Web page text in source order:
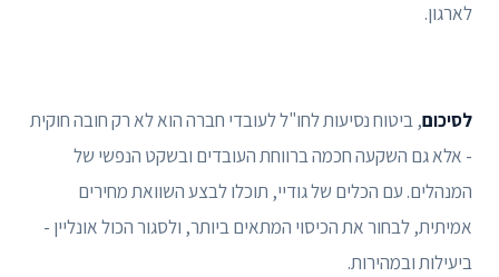
לארגון.
לסיכום, ביטוח נסיעות לחו"ל לעובדי חברה הוא לא רק חובה חוקית
- אלא גם השקעה חכמה ברווחת העובדים ובשקט הנפשי של
המנהלים. עם הכלים של גודיי, תוכלו לבצע השוואת מחירים
אמיתית, לבחור את הכיסוי המתאים ביותר, ולסגור הכול אונליין -
ביעילות ובמהירות.